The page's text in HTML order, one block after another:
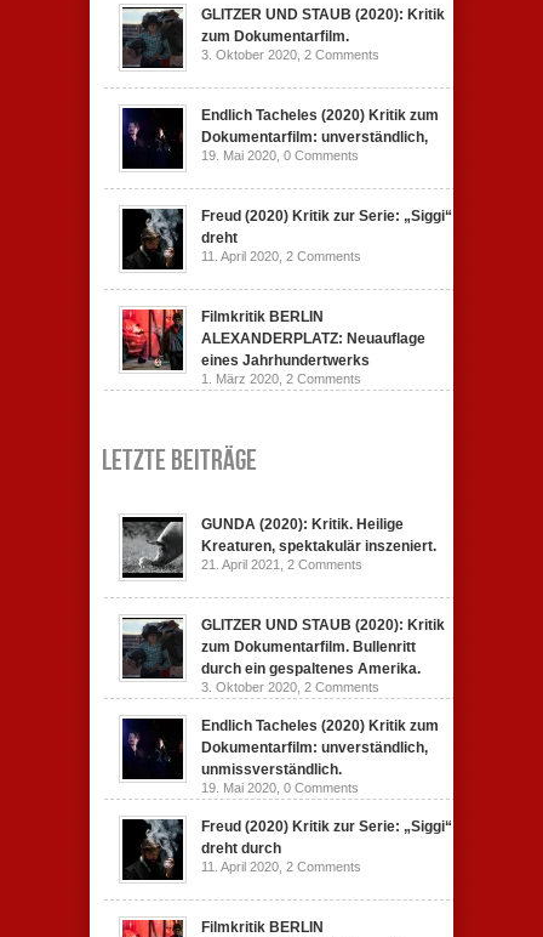
GLITZER UND STAUB (2020): Kritik
zum Dokumentarfilm.
3. Oktober 2020, 2 Comments
Endlich Tacheles (2020) Kritik zum
Dokumentarfilm: unverständlich,
19. Mai 2020, 0 Comments
Freud (2020) Kritik zur Serie: „Siggi“
dreht
11. April 2020, 2 Comments
Filmkritik BERLIN
ALEXANDERPLATZ: Neuauflage
eines Jahrhundertwerks
1. März 2020, 2 Comments
Letzte Beiträge
GUNDA (2020): Kritik. Heilige
Kreaturen, spektakulär inszeniert.
21. April 2021, 2 Comments
GLITZER UND STAUB (2020): Kritik
zum Dokumentarfilm. Bullenritt
durch ein gespaltenes Amerika.
3. Oktober 2020, 2 Comments
Endlich Tacheles (2020) Kritik zum
Dokumentarfilm: unverständlich,
unmissverständlich.
19. Mai 2020, 0 Comments
Freud (2020) Kritik zur Serie: „Siggi“
dreht durch
11. April 2020, 2 Comments
Filmkritik BERLIN